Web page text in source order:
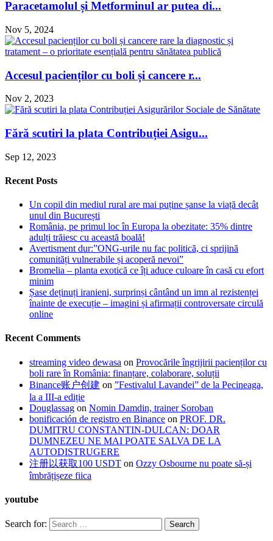
Paracetamolul și Metforminul ar putea di...
Nov 5, 2024
Accesul pacienților cu boli și cancere r...
Nov 2, 2023
Fără scutiri la plata Contribuției Asigu...
Sep 12, 2023
Recent Posts
Un copil din mediul rural are mai puține șanse la viață decât
unul din București
România, pe primul loc în Europa la obezitate: 35% dintre
adulți trăiesc cu această boală!
Avertisment dur:”ONG-urile nu fac politică, ci sprijină
comunități vulnerabile și acoperă nevoi”
Bromelia – planta exotică ce îți aduce culoare în casă cu efort
minim
Șase deținuți iranieni, surprinși cântând un imn al rezistenței
înainte de execuție – imagini și afirmații controversate circulă
online
Recent Comments
streaming video dewasa on Provocările îngrijirii pacienților cu
boli rare în România: finanțare, colaborare, soluții
Binance账户创建 on ”Festivalul Lavandei” de la Pecineaga,
la a III-a ediție
Douglassag on Nomin Damdin, trainer Soroban
bonificación de registro en Binance on PROF. DR.
DUMITRU CONSTANTIN-DULCAN: DOAR
DUMNEZEU NE MAI POATE SALVA DE LA
AUTODISTRUGERE
注册以获取100 USDT on Ozzy Osbourne nu poate să-și
îmbrățișeze fiica
youtube
Search for: